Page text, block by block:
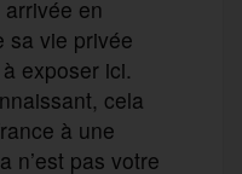
arrivée en
sa vie privée
exposer ici.
cela
à une
n’est pas votre